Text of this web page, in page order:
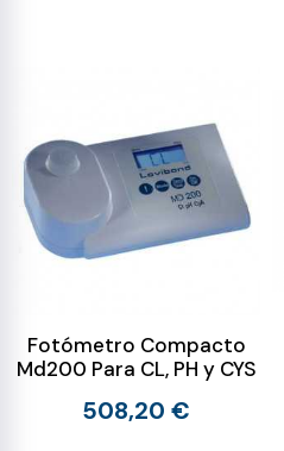
Fotómetro Compacto
Md200 Para CL, PH y CYS
508,20 €